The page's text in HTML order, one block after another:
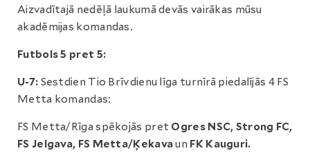
Aizvadītajā nedēļā laukumā devās vairākas mūsu
akadēmijas komandas.
Futbols 5 pret 5:
U-7: Sestdien Tio Brīvdienu līga turnīrā piedalījās 4 FS
Metta komandas:
FS Metta/Rīga spēkojās pret Ogres NSC, Strong FC,
FS Jelgava, FS Metta/Ķekavaun FK Kauguri.